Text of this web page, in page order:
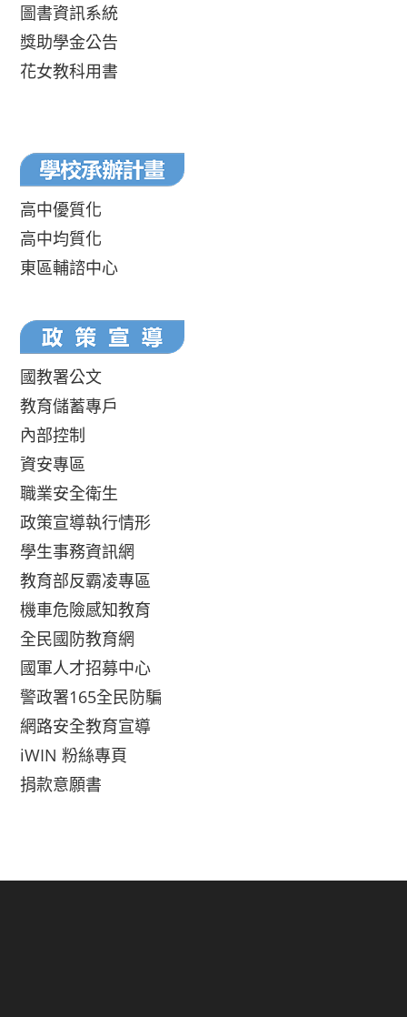
圖書資訊系統
獎助學金公告
花女教科用書
高中優質化
高中均質化
東區輔諮中心
國教署公文
教育儲蓄專戶
內部控制
資安專區
職業安全衛生
政策宣導執行情形
學生事務資訊網
教育部反霸凌專區
機車危險感知教育
全民國防教育網
國軍人才招募中心
警政署165全民防騙
網路安全教育宣導
iWIN 粉絲專頁
捐款意願書